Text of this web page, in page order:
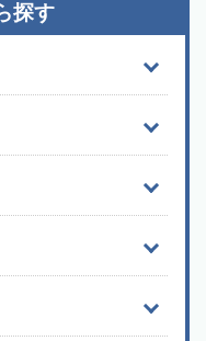
探す